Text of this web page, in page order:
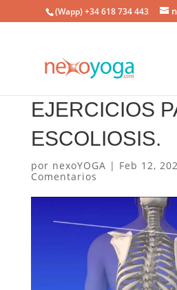
(Wapp) +34 618 734 443
EJERCICIOS
ESCOLIOSIS.
por nexoYOGA | Feb 12,
Comentarios